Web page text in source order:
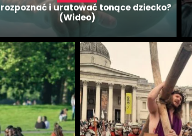
i uratować tonące dziecko?
(Wideo)